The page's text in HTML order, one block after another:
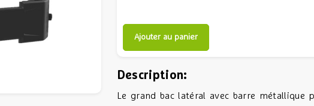
Ajouter au panier
Description:
Le grand bac latéral avec barre